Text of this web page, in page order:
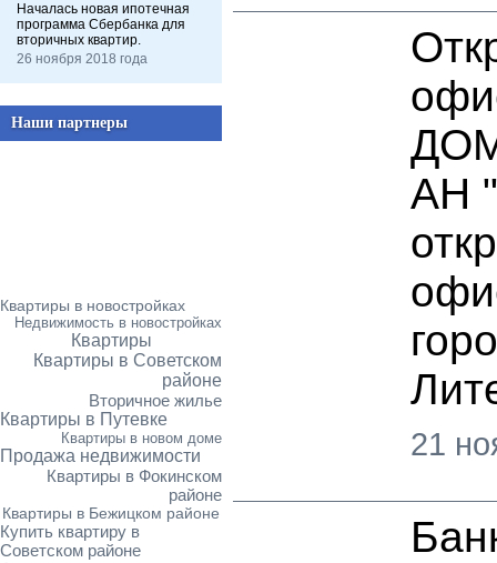
Началась новая ипотечная
программа Сбербанка для
вторичных квартир.
26 ноября 2018 года
Наши партнеры
Квартиры в новостройках
Недвижимость в новостройках
Квартиры
Квартиры в Советском
районе
Вторичное жилье
Квартиры в Путевке
Квартиры в новом доме
Продажа недвижимости
Квартиры в Фокинском
районе
Квартиры в Бежицком районе
Купить квартиру в
Советском районе
АН
21